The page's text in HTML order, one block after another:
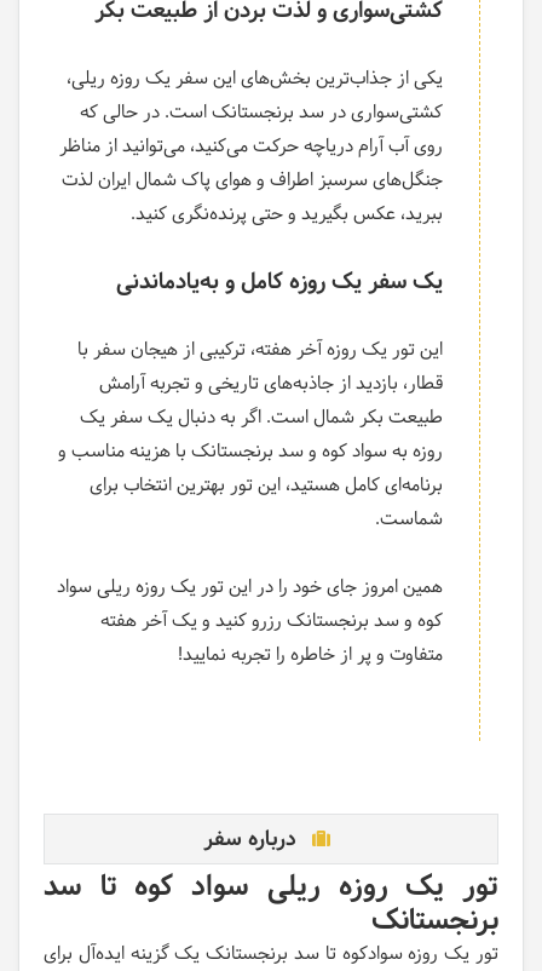
کشتی‌سواری و لذت بردن از طبیعت بکر
یکی از جذاب‌ترین بخش‌های این سفر یک روزه ریلی،
کشتی‌سواری در سد برنجستانک است. در حالی که
روی آب آرام دریاچه حرکت می‌کنید، می‌توانید از مناظر
جنگل‌های سرسبز اطراف و هوای پاک شمال ایران لذت
ببرید، عکس بگیرید و حتی پرنده‌نگری کنید.
یک سفر یک روزه کامل و به‌یادماندنی
این تور یک روزه آخر هفته، ترکیبی از هیجان سفر با
قطار، بازدید از جاذبه‌های تاریخی و تجربه آرامش
طبیعت بکر شمال است. اگر به دنبال یک سفر یک
روزه به سواد کوه و سد برنجستانک با هزینه مناسب و
برنامه‌ای کامل هستید، این تور بهترین انتخاب برای
شماست.
همین امروز جای خود را در این تور یک روزه ریلی سواد
کوه و سد برنجستانک رزرو کنید و یک آخر هفته
متفاوت و پر از خاطره را تجربه نمایید!
درباره سفر
تور یک روزه ریلی سواد کوه تا سد
برنجستانک
تور یک روزه سوادکوه تا سد برنجستانک یک گزینه ایده‌آل برای